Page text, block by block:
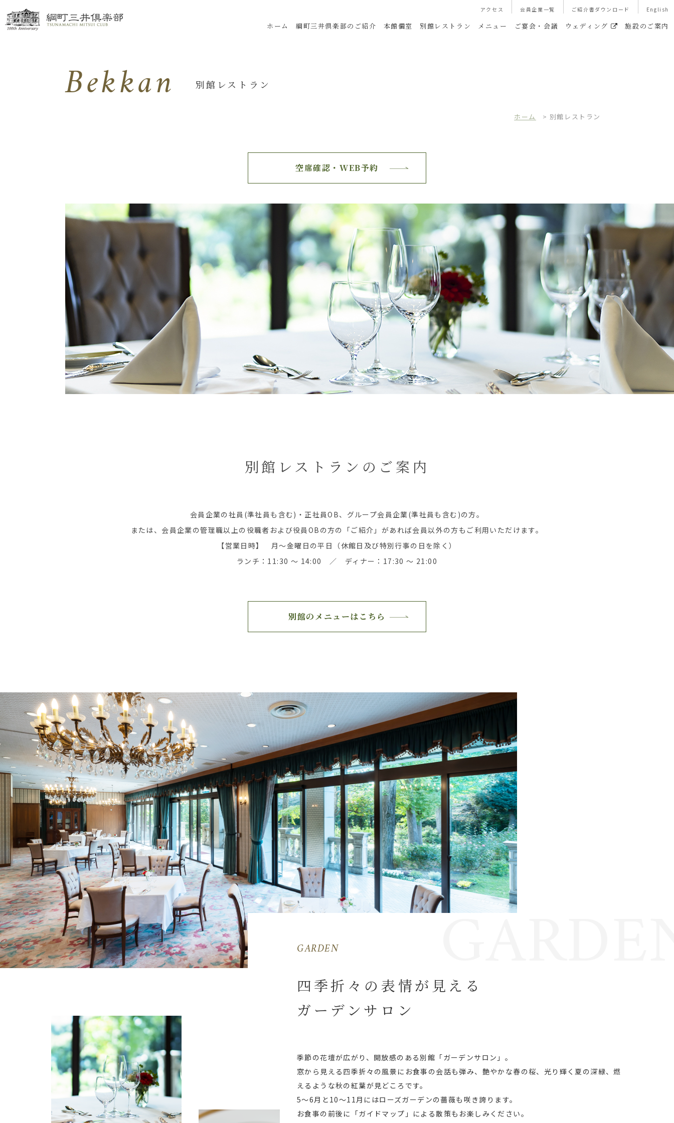
アクセス 会員企業一覧 ご紹介書ダウンロード English
ホーム 綱町三井倶楽部のご紹介 本館個室 別館レストラン メニュー ご宴会・会議 ウェディング 施設のご案内
Bekkan 別館レストラン
ホーム > 別館レストラン
空席確認・WEB予約
別館レストランのご案内
会員企業の社員(準社員も含む)・正社員OB、グループ会員企業(準社員も含む)の方。
または、会員企業の管理職以上の役職者および役員OBの方の「ご紹介」があれば会員以外の方もご利用いただけます。
【営業日時】 月～金曜日の平日（休館日及び特別行事の日を除く）
ランチ：11:30 ～ 14:00 ／ ディナー：17:30 ～ 21:00
別館のメニューはこちら
GARDEN
四季折々の表情が見える
ガーデンサロン
季節の花壇が広がり、開放感のある別館「ガーデンサロン」。
窓から見える四季折々の風景にお食事の会話も弾み、艶やかな春の桜、光り輝く夏の深緑、燃
えるような秋の紅葉が見どころです。
5〜6月と10〜11月にはローズガーデンの薔薇も咲き誇ります。
お食事の前後に「ガイドマップ」による散策もお楽しみください。